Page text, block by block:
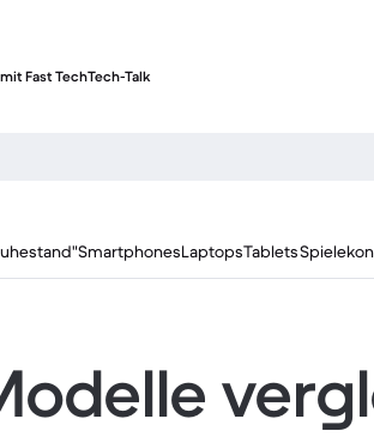
Fast TechTech-Talk
SmartphonesLaptopsTablets